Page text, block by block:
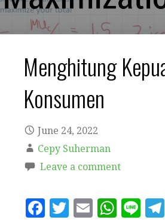
Menghitung
Konsumen
June 24, 2022
Cepy Suherman
Leave a comment
F
T
E
W Li